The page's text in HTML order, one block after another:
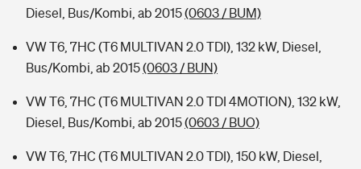
Diesel, Bus/Kombi, ab 2015(0603 / BUM)
VW T6, 7HC (T6 MULTIVAN 2.0 TDI), 132 kW, Diesel,
Bus/Kombi, ab 2015(0603 / BUN)
VW T6, 7HC (T6 MULTIVAN 2.0 TDI 4MOTION), 132 kW,
Diesel, Bus/Kombi, ab 2015(0603 / BUO)
VW T6, 7HC (T6 MULTIVAN 2.0 TDI), 150 kW, Diesel,